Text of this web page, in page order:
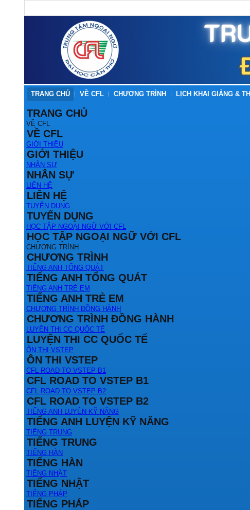
TRANG CHỦ VỀ CFL CHƯƠNG TRÌNH LỊCH KHAI GIẢNG & THI
TRANG CHỦ
VỀ CFL
VỀ CFL
GIỚI THIỆU
GIỚI THIỆU
NHÂN SỰ
NHÂN SỰ
LIÊN HỆ
LIÊN HỆ
TUYỂN DỤNG
TUYỂN DỤNG
HỌC TẬP NGOẠI NGỮ VỚI CFL
HỌC TẬP NGOẠI NGỮ VỚI CFL
CHƯƠNG TRÌNH
CHƯƠNG TRÌNH
TIẾNG ANH TỔNG QUÁT
TIẾNG ANH TỔNG QUÁT
TIẾNG ANH TRẺ EM
TIẾNG ANH TRẺ EM
CHƯƠNG TRÌNH ĐỒNG HÀNH
CHƯƠNG TRÌNH ĐỒNG HÀNH
LUYỆN THI CC QUỐC TẾ
LUYỆN THI CC QUỐC TẾ
ÔN THI VSTEP
ÔN THI VSTEP
CFL ROAD TO VSTEP B1
CFL ROAD TO VSTEP B1
CFL ROAD TO VSTEP B2
CFL ROAD TO VSTEP B2
TIẾNG ANH LUYỆN KỸ NĂNG
TIẾNG ANH LUYỆN KỸ NĂNG
TIẾNG TRUNG
TIẾNG TRUNG
TIẾNG HÀN
TIẾNG HÀN
TIẾNG NHẬT
TIẾNG NHẬT
TIẾNG PHÁP
TIẾNG PHÁP